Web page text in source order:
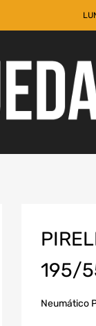
195/
Neumático